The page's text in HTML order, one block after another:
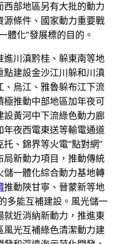
西部地區另有大批的動力
源條件、國家動力重要戰
體化”發展標的目的。
進川滇黔桂、躲東南等地
點建設金沙江川躲和川滇
、烏江、雅魯躲布江下流
極推動中部地區加年夜可
設黃河中下流綠色動力廊
年夜西電東送等輸電通道
、錦界等火電“點對網”
局新動力項目，推動傳統
儲一體化綜合動力基地轉
推動陜甘寧、晉蒙新等地
多能互補建設。風光儲一
就近消納新動力，推進東
風光互補綠色清潔動力建